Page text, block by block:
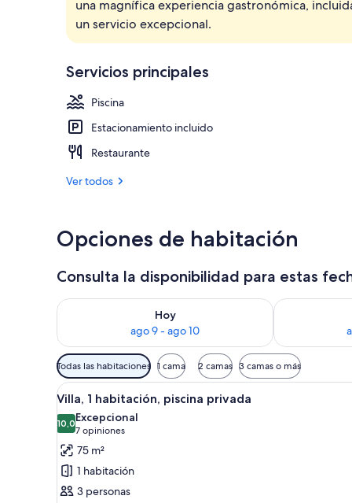
Sábanas
una magnífica experiencia gastronómica,
un servicio excepcional.
Servicios principales
Piscina
Estacionamiento incluido
Restaurante
Ver todos
Opciones de habitación
Consulta la disponibilidad para estas
Hoy
ago 9 - ago 10
Consulta la disponibilidad para hoy ago 9 - ago 10
Consulta la
Filtros
disponibles
para
las
habitaciones
Todas las habitaciones 1 cama 2 camas 3 camas o más
Ver
todas
las
fotos
de
Villa,
1
Una tienda de campaña en
13
Villa, 1 habitación, piscina privada
10,010,0 de 10
Excepcional
7 opiniones
(7
opiniones)
75 m²
1 habitación
3 personas